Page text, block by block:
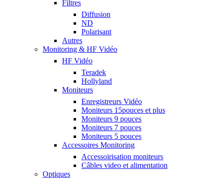
Filtres
Diffusion
ND
Polarisant
Autres
Monitoring & HF Vidéo
HF Vidéo
Teradek
Hollyland
Moniteurs
Enregistreurs Vidéo
Moniteurs 15pouces et plus
Moniteurs 9 pouces
Moniteurs 7 pouces
Moniteurs 5 pouces
Accessoires Monitoring
Accessoirisation moniteurs
Câbles video et alimentation
Optiques